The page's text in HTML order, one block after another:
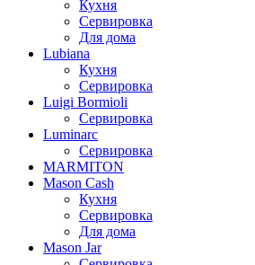
Кухня
Сервировка
Для дома
Lubiana
Кухня
Сервировка
Luigi Bormioli
Сервировка
Luminarc
Сервировка
MARMITON
Mason Cash
Кухня
Сервировка
Для дома
Mason Jar